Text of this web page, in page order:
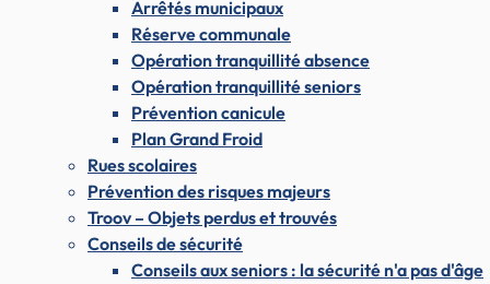
Arrêtés municipaux
Réserve communale
Opération tranquillité absence
Opération tranquillité seniors
Prévention canicule
Plan Grand Froid
Rues scolaires
Prévention des risques majeurs
Troov – Objets perdus et trouvés
Conseils de sécurité
Conseils aux seniors : la sécurité n'a pas d'âge